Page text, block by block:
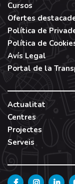
Cursos
Ofertes
Política de
Política de
Avís Legal
Portal de la
Actualitat
Centres
Projectes
Serveis